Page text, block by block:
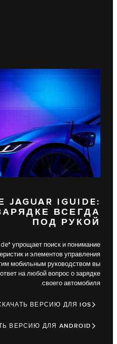
IGUIDE:
ВСЕГДА
ПОД РУКОЙ
упрощает поиск и понимание
и элементов управления
мобильным руководством вы
на любой вопрос о зарядке
своего автомобиля.
ВЕРСИЮ ДЛЯ IOS
ВЕРСИЮ ДЛЯ ANDROID